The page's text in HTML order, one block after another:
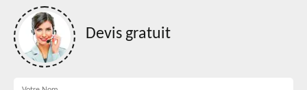
Devis gratuit